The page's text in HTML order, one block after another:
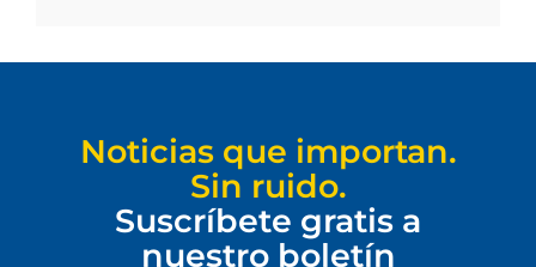
Noticias que importan.
Sin ruido.
Suscríbete gratis a
nuestro boletín